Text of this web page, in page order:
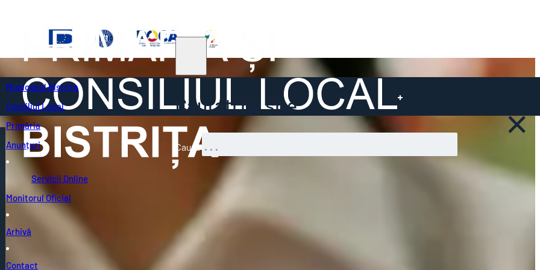
Municipiul Bistrița
Consiliul Local
Primăria
Anunțuri
Servicii Online
Monitorul Oficial
Arhivă
Contact
Căutați pe site ...
Caută
×